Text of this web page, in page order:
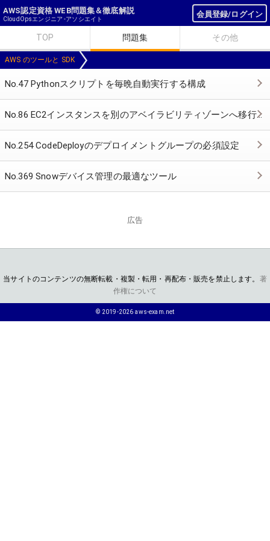
AWS認定資格 WEB問題集＆徹底解説 会員登録/ログイン
CloudOpsエンジニア -アソシエイト
TOP 問題集 その他
AWS のツールと SDK
No.47 Pythonスクリプトを毎晩自動実行する構成
No.86 EC2インスタンスを別のアベイラビリティゾーンへ移行する方法
No.254 CodeDeployのデプロイメントグループの必須設定
No.369 Snowデバイス管理の最適なツール
広告
当サイトのコンテンツの無断転載・複製・転用・再配布・販売を禁止します。 著
作権について
© 2019-2026 aws-exam.net